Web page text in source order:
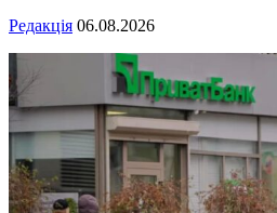
Редакція 06.08.2026